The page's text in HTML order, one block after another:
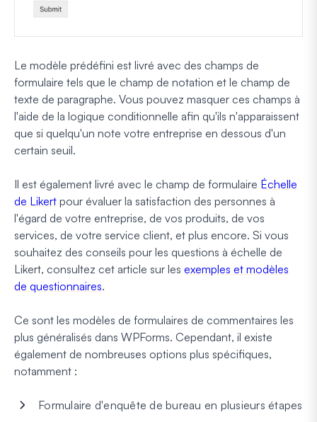
Le modèle prédéfini est livré avec des champs de
formulaire tels que le champ de notation et le champ de
texte de paragraphe. Vous pouvez masquer ces champs à
l'aide de la logique conditionnelle afin qu'ils n'apparaissent
que si quelqu'un note votre entreprise en dessous d'un
certain seuil.
Il est également livré avec le champ de formulaire Échelle
de Likert pour évaluer la satisfaction des personnes à
l'égard de votre entreprise, de vos produits, de vos
services, de votre service client, et plus encore. Si vous
souhaitez des conseils pour les questions à échelle de
Likert, consultez cet article sur les exemples et modèles
de questionnaires.
Ce sont les modèles de formulaires de commentaires les
plus généralisés dans WPForms. Cependant, il existe
également de nombreuses options plus spécifiques,
notamment :
Formulaire d'enquête de bureau en plusieurs étapes